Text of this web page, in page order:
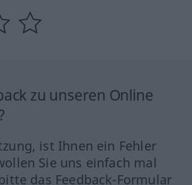
zu unseren Online
ist Ihnen ein Fehler
Sie uns einfach mal
das Feedback-Formular